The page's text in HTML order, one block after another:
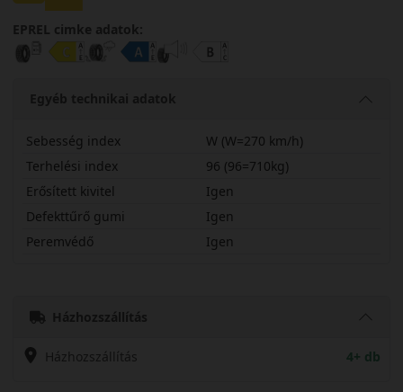
EPREL cimke adatok:
Egyéb technikai adatok
Sebesség index
W (W=270 km/h)
Terhelési index
96 (96=710kg)
Erősített kivitel
Igen
Defekttűrő gumi
Igen
Peremvédő
Igen
Házhozszállítás
Házhozszállítás 4+ db